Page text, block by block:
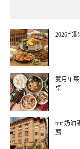
2026宅
雙月年
桌
but.奶油
薦